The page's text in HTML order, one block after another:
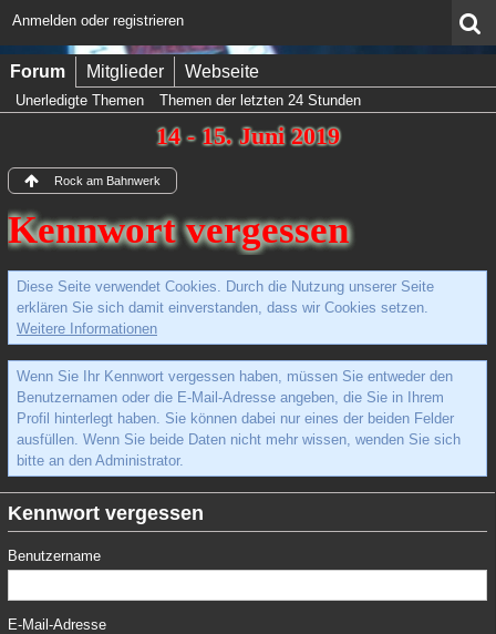
Anmelden oder registrieren
Forum Mitglieder Webseite
Unerledigte Themen Themen der letzten 24 Stunden
14 - 15. Juni 2019
Rock am Bahnwerk
Kennwort vergessen
Diese Seite verwendet Cookies. Durch die Nutzung unserer Seite
erklären Sie sich damit einverstanden, dass wir Cookies setzen.
Weitere Informationen
Wenn Sie Ihr Kennwort vergessen haben, müssen Sie entweder den
Benutzernamen oder die E-Mail-Adresse angeben, die Sie in Ihrem
Profil hinterlegt haben. Sie können dabei nur eines der beiden Felder
ausfüllen. Wenn Sie beide Daten nicht mehr wissen, wenden Sie sich
bitte an den Administrator.
Kennwort vergessen
Benutzername
E-Mail-Adresse